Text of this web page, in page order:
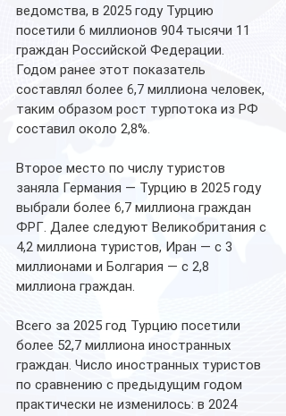
ведомства, в 2025 году Турцию
посетили 6 миллионов 904 тысячи 11
граждан Российской Федерации.
Годом ранее этот показатель
составлял более 6,7 миллиона человек,
таким образом рост турпотока из РФ
составил около 2,8%.
Второе место по числу туристов
заняла Германия — Турцию в 2025 году
выбрали более 6,7 миллиона граждан
ФРГ. Далее следуют Великобритания с
4,2 миллиона туристов, Иран — с 3
миллионами и Болгария — с 2,8
миллиона граждан.
Всего за 2025 год Турцию посетили
более 52,7 миллиона иностранных
граждан. Число иностранных туристов
по сравнению с предыдущим годом
практически не изменилось: в 2024